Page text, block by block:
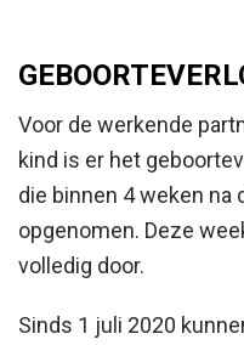
Voor de werkende
kind is er het
die binnen 4 weken na
opgenomen. Deze
volledig door.
Sinds 1 juli 2020